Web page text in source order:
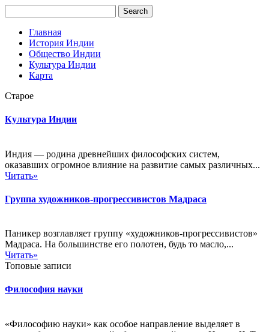
Главная
История Индии
Общество Индии
Культура Индии
Карта
Старое
Культура Индии
Индия — родина древнейших философских систем,
оказавших огромное влияние на развитие самых различных...
Читать»
Группа художников-прогрессивистов Мадраса
Паникер возглавляет группу «художников-прогрессивистов»
Мадраса. На большинстве его полотен, будь то масло,...
Читать»
Топовые записи
Философия науки
«Философию науки» как особое направление выделяет в